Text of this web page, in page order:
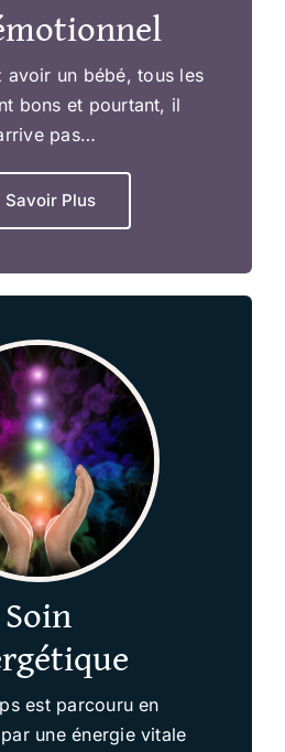
avoir un bébé, tous les
bons et pourtant, il
pas…
Savoir Plus
Soin
est parcouru en
une énergie vitale